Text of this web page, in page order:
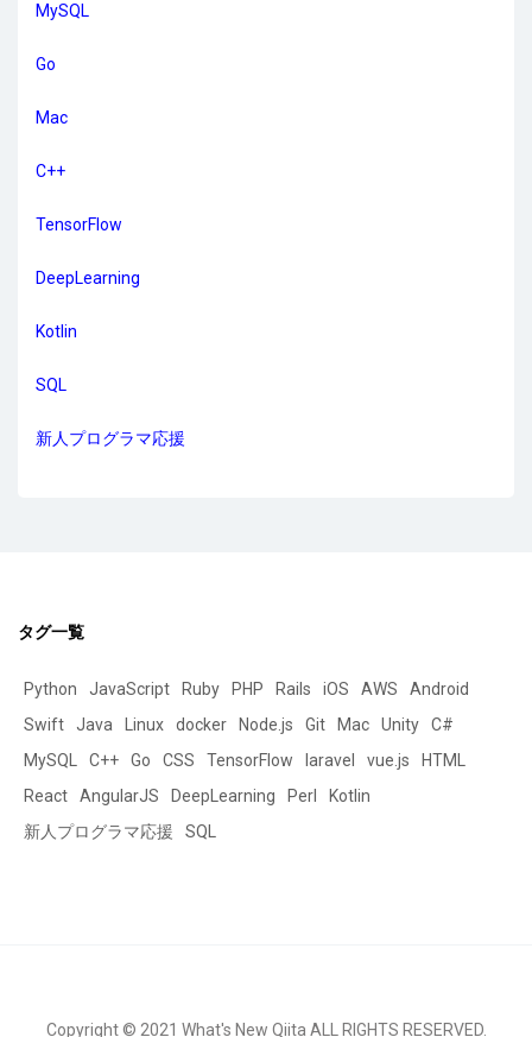
MySQL
Go
Mac
C++
TensorFlow
DeepLearning
Kotlin
SQL
新人プログラマ応援
タグ一覧
Python JavaScript Ruby PHP Rails iOS AWS
Android
Swift
Java Linux docker Node.js Git Mac Unity
C#
MySQL
C++ Go CSS TensorFlow laravel vue.js
HTML
React
AngularJS DeepLearning Perl
Kotlin
新人プログラマ応援
SQL
Copyright © 2021 What's New Qiita ALL RIGHTS RESERVED.